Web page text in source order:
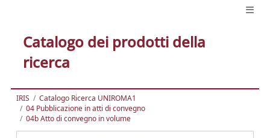
Catalogo dei prodotti della
ricerca
IRIS
Catalogo Ricerca UNIROMA1
04 Pubblicazione in atti di convegno
04b Atto di convegno in volume